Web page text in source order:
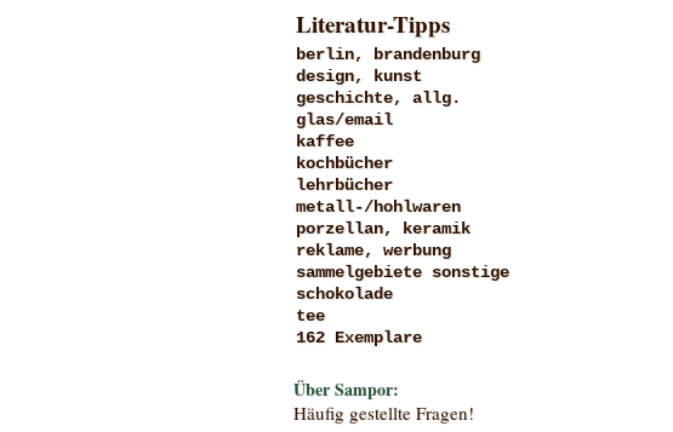
Literatur-Tipps
berlin, brandenburg
design, kunst
geschichte, allg.
glas/email
kaffee
kochbücher
lehrbücher
metall-/hohlwaren
porzellan, keramik
reklame, werbung
sammelgebiete sonstige
schokolade
tee
162 Exemplare
Über Sampor:
Häufig gestellte Fragen!